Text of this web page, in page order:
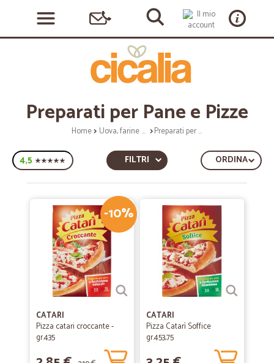
Preparati per Pane e Pizze
Home Uova, farine e preparati Preparati per Pane e Pizze
4,5 FILTRI ORDINA
-10%
CATARI
Pizza catari croccante -
gr.435
CATARI
Pizza Catarì Soffice
gr.453,75